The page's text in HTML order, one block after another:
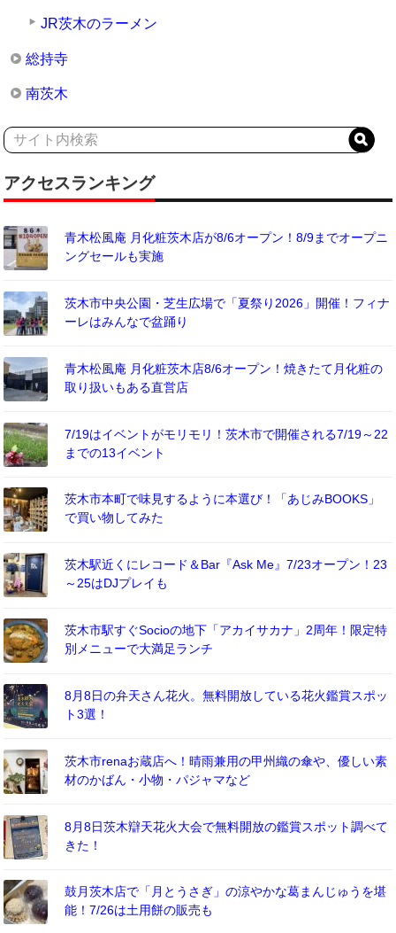
JR茨木のラーメン
総持寺
南茨木
アクセスランキング
青木松風庵 月化粧茨木店が8/6オープン！8/9までオープニ
ングセールも実施
茨木市中央公園・芝生広場で「夏祭り2026」開催！フィナ
ーレはみんなで盆踊り
青木松風庵 月化粧茨木店8/6オープン！焼きたて月化粧の
取り扱いもある直営店
7/19はイベントがモリモリ！茨木市で開催される7/19～22
までの13イベント
茨木市本町で味見するように本選び！「あじみBOOKS」
で買い物してみた
茨木駅近くにレコード＆Bar『Ask Me』7/23オープン！23
～25はDJプレイも
茨木市駅すぐSocioの地下「アカイサカナ」2周年！限定特
別メニューで大満足ランチ
8月8日の弁天さん花火。無料開放している花火鑑賞スポッ
ト3選！
茨木市renaお蔵店へ！晴雨兼用の甲州織の傘や、優しい素
材のかばん・小物・パジャマなど
8月8日茨木辯天花火大会で無料開放の鑑賞スポット調べて
きた！
鼓月茨木店で「月とうさぎ」の涼やかな葛まんじゅうを堪
能！7/26は土用餅の販売も